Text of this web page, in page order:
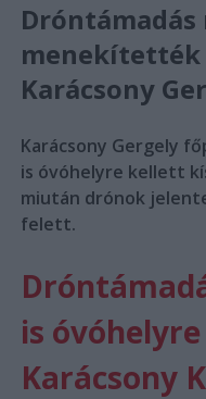
menekítették
Karácsony
Karácsony Gergely
is óvóhelyre kellett
miután drónok
felett.
is
Karácsony